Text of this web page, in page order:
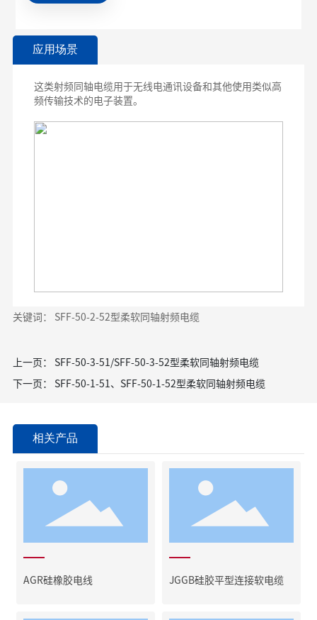
应用场景
这类射频同轴电缆用于无线电通讯设备和其他使用类似高
频传输技术的电子装置。
关键词： SFF-50-2-52型柔软同轴射频电缆
上一页： SFF-50-3-51/SFF-50-3-52型柔软同轴射频电缆
下一页： SFF-50-1-51、SFF-50-1-52型柔软同轴射频电缆
相关产品
AGR硅橡胶电线 JGGB硅胶平型连接软电缆